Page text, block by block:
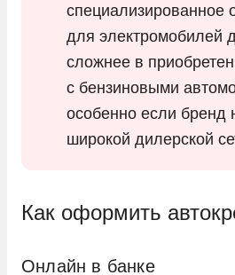
специализированное
для электромобилей
сложнее в
с бензиновыми
особенно если бренд
широкой дилерской
Как оформить
Онлайн в банке